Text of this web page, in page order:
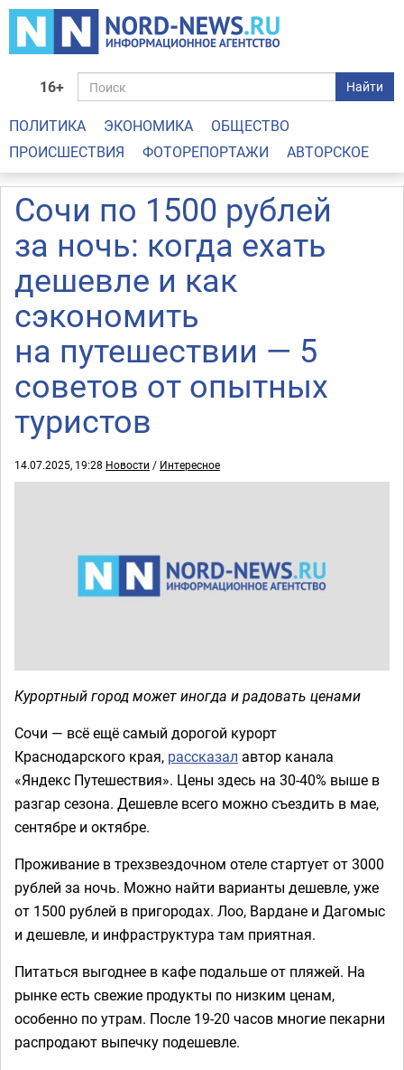
16+ Найти
ПОЛИТИКА ЭКОНОМИКА
ОБЩЕСТВО
ПРОИСШЕСТВИЯ
ФОТОРЕПОРТАЖИ АВТОРСКОЕ
Сочи по 1500 рублей
за ночь: когда ехать
дешевле и как
сэкономить
на путешествии — 5
советов от опытных
туристов
14.07.2025, 19:28 Новости / Интересное
Курортный город может иногда и радовать ценами
Сочи — всё ещё самый дорогой курорт
Краснодарского края, рассказал автор канала
«Яндекс Путешествия». Цены здесь на 30-40% выше в
разгар сезона. Дешевле всего можно съездить в мае,
сентябре и октябре.
Проживание в трехзвездочном отеле стартует от 3000
рублей за ночь. Можно найти варианты дешевле, уже
от 1500 рублей в пригородах. Лоо, Вардане и Дагомыс
и дешевле, и инфраструктура там приятная.
Питаться выгоднее в кафе подальше от пляжей. На
рынке есть свежие продукты по низким ценам,
особенно по утрам. После 19-20 часов многие пекарни
распродают выпечку подешевле.